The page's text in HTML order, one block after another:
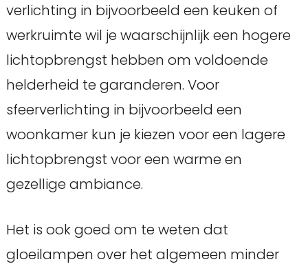
verlichting in bijvoorbeeld een keuken of
werkruimte wil je waarschijnlijk een hogere
lichtopbrengst hebben om voldoende
helderheid te garanderen. Voor
sfeerverlichting in bijvoorbeeld een
woonkamer kun je kiezen voor een lagere
lichtopbrengst voor een warme en
gezellige ambiance.
Het is ook goed om te weten dat
gloeilampen over het algemeen minder